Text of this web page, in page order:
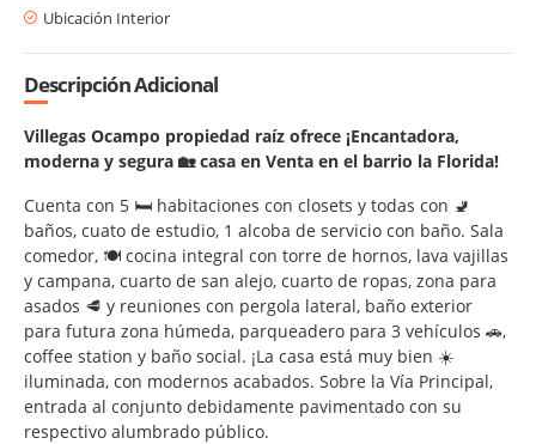
Ubicación Interior
Descripción Adicional
Villegas Ocampo propiedad raíz ofrece ¡Encantadora,
moderna y segura 🏡 casa en Venta en el barrio la Florida!
Cuenta con 5 🛏️ habitaciones con closets y todas con 🚽
baños, cuato de estudio, 1 alcoba de servicio con baño. Sala
comedor, 🍽️ cocina integral con torre de hornos, lava vajillas
y campana, cuarto de san alejo, cuarto de ropas, zona para
asados 🥩 y reuniones con pergola lateral, baño exterior
para futura zona húmeda, parqueadero para 3 vehículos 🚗,
coffee station y baño social. ¡La casa está muy bien ☀️
iluminada, con modernos acabados. Sobre la Vía Principal,
entrada al conjunto debidamente pavimentado con su
respectivo alumbrado público.